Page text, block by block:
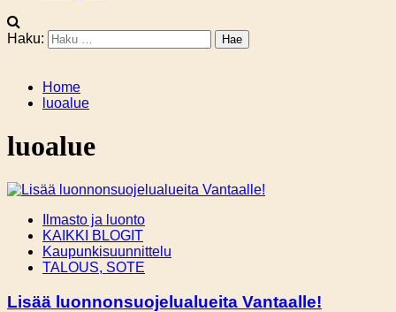
Haku:
Home
luoalue
luoalue
Ilmasto ja luonto
KAIKKI BLOGIT
Kaupunkisuunnittelu
TALOUS, SOTE
Lisää luonnonsuojelualueita Vantaalle!